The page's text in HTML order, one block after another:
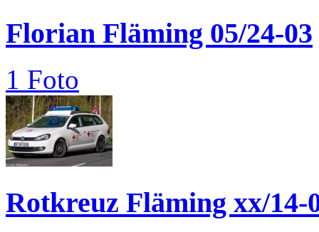
Florian Fläming 05/24-03
1 Foto
Rotkreuz Fläming xx/14-